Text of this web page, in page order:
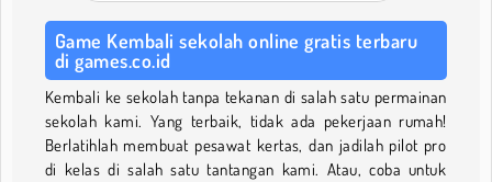
Game Kembali sekolah online gratis terbaru
di games.co.id
Kembali ke sekolah tanpa tekanan di salah satu permainan
sekolah kami. Yang terbaik, tidak ada pekerjaan rumah!
Berlatihlah membuat pesawat kertas, dan jadilah pilot pro
di kelas di salah satu tantangan kami. Atau, coba untuk